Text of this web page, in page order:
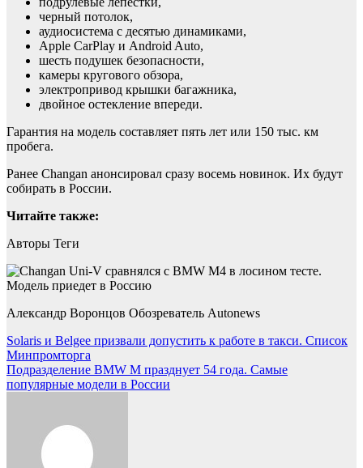
черный потолок,
аудиосистема с десятью динамиками,
Apple CarPlay и Android Auto,
шесть подушек безопасности,
камеры кругового обзора,
электропривод крышки багажника,
двойное остекление впереди.
Гарантия на модель составляет пять лет или 150 тыс. км
пробега.
Ранее Changan анонсировал сразу восемь новинок. Их будут
собирать в России.
Читайте также:
Авторы Теги
Александр Воронцов Обозреватель Autonews
Навигация
по
записям
Solaris и Belgee призвали допустить к работе в такси. Список
Минпромторга
Подразделение BMW M празднует 54 года. Самые
популярные модели в России